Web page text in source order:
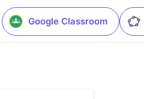
Google Classroom